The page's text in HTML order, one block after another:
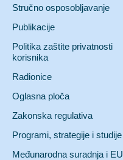
Stručno osposobljavanje
Publikacije
Politika zaštite privatnosti
korisnika
Radionice
Oglasna ploča
Zakonska regulativa
Programi, strategije i studije
Međunarodna suradnja i EU